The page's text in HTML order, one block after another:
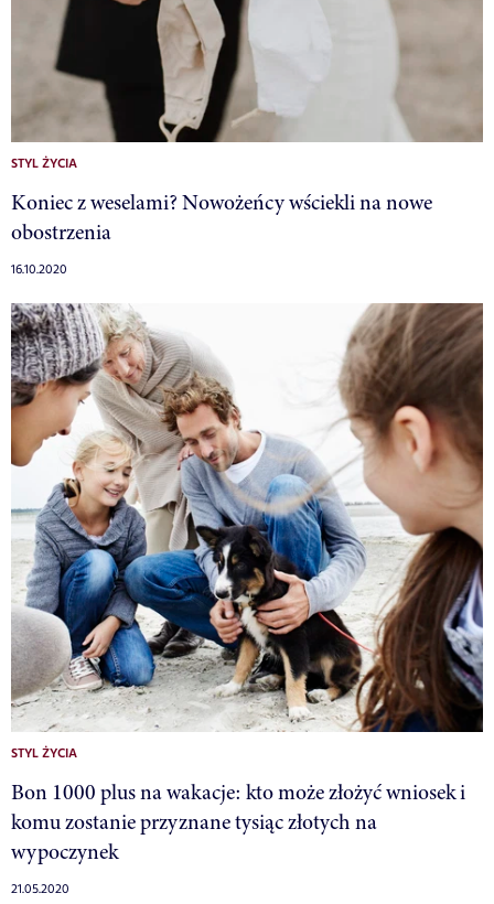
STYL ŻYCIA
Koniec z weselami? Nowożeńcy wściekli na nowe
obostrzenia
16.10.2020
STYL ŻYCIA
Bon 1000 plus na wakacje: kto może złożyć wniosek i
komu zostanie przyznane tysiąc złotych na
wypoczynek
21.05.2020